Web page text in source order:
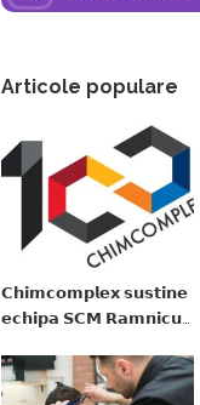
Articole populare
𝗖𝗵𝗶𝗺𝗰𝗼𝗺𝗽𝗹𝗲𝘅 𝘀𝘂𝘀𝘁𝗶𝗻𝗲
𝗲𝗰𝗵𝗶𝗽𝗮 𝗦𝗖𝗠 𝗥𝗮𝗺𝗻𝗶𝗰𝘂
𝗽𝗮𝗿𝘁𝗲𝗻𝗲𝗿 𝗳𝗶𝗻𝗮𝗻𝘁𝗮𝘁𝗼𝗿